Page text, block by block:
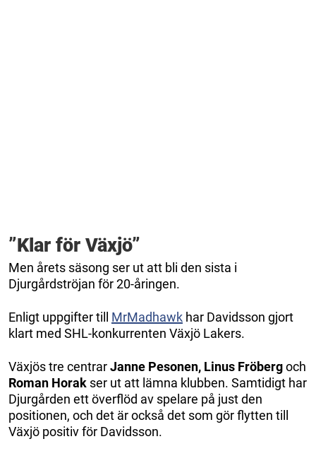
”Klar för Växjö”
Men årets säsong ser ut att bli den sista i
Djurgårdströjan för 20-åringen.
Enligt uppgifter till MrMadhawk har Davidsson gjort
klart med SHL-konkurrenten Växjö Lakers.
Växjös tre centrarJanne Pesonen, Linus Fröbergoch
Roman Horak ser ut att lämna klubben. Samtidigt har
Djurgården ett överflöd av spelare på just den
positionen, och det är också det som gör flytten till
Växjö positiv för Davidsson.